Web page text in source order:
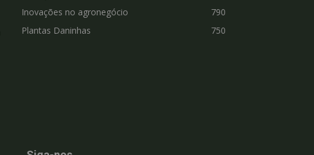
Inovações no agronegócio
790
Plantas Daninhas
750